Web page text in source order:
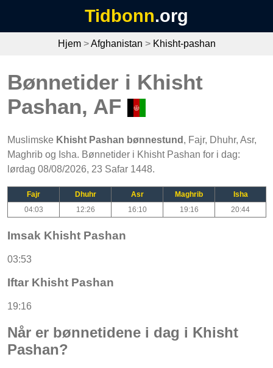
Tidbonn.org
Hjem>Afghanistan > Khisht-pashan
Bønnetider i Khisht
Pashan, AF
Muslimske Khisht Pashan bønnestund , Fajr, Dhuhr, Asr,
Maghrib og Isha. Bønnetider i Khisht Pashan for i dag:
lørdag 08/08/2026, 23 Safar 1448.
Fajr Dhuhr Asr Maghrib
Isha
04:03
12:26 16:10 19:16 20:44
Imsak Khisht Pashan
03:53
Iftar Khisht Pashan
19:16
Når er bønnetidene i dag i Khisht
Pashan?